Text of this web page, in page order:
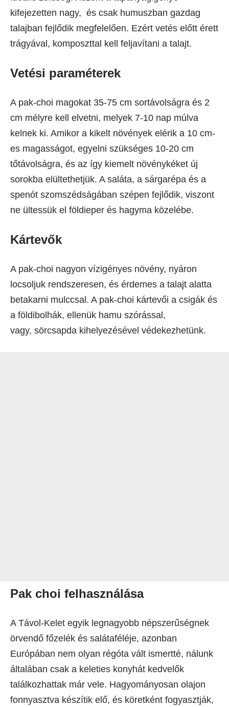
kifejezetten nagy, és csak humuszban gazdag
talajban fejlődik megfelelően. Ezért vetés előtt érett
trágyával, komposzttal kell feljavítani a talajt.
Vetési paraméterek
A pak-choi magokat 35-75 cm sortávolságra és 2
cm mélyre kell elvetni, melyek 7-10 nap múlva
kelnek ki. Amikor a kikelt növények elérik a 10 cm-
es magasságot, egyelni szükséges 10-20 cm
tőtávolságra, és az így kiemelt növénykéket új
sorokba elültethetjük. A saláta, a sárgarépa és a
spenót szomszédságában szépen fejlődik, viszont
ne ültessük el földieper és hagyma közelébe.
Kártevők
A pak-choi nagyon vízigényes növény, nyáron
locsoljuk rendszeresen, és érdemes a talajt alatta
betakarni mulccsal. A pak-choi kártevői a csigák és
a földibolhák, ellenük hamu szórással,
vagy, sörcsapda kihelyezésével védekezhetünk.
Pak choi felhasználása
A Távol-Kelet egyik legnagyobb népszerűségnek
örvendő főzelék és salátaféléje, azonban
Európában nem olyan régóta vált ismertté, nálunk
általában csak a keleties konyhát kedvelők
találkozhattak már vele. Hagyományosan olajon
fonnyasztva készítik elő, és köretként fogyasztják,